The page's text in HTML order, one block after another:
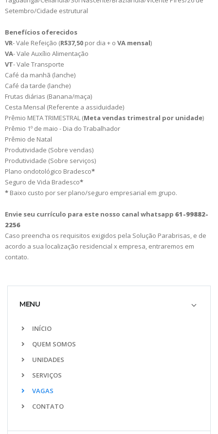
MENU
INÍCIO
QUEM SOMOS
UNIDADES
SERVIÇOS
VAGAS
CONTATO
Setembro/Cidade estrutural
Benefícios oferecidos
VR- Vale Refeição (R$37,50 por dia + o VA mensal)
VA- Vale Auxílio Alimentação
VT- Vale Transporte
Café da manhã (lanche)
Café da tarde (lanche)
Frutas diárias (Banana/maça)
Cesta Mensal (Referente a assiduidade)
Prêmio META TRIMESTRAL (Meta vendas trimestral por unidade)
Prêmio 1º de maio - Dia do Trabalhador
Prêmio de Natal
Produtividade (Sobre vendas)
Produtividade (Sobre serviços)
Plano ondotológico Bradesco*
Seguro de Vida Bradesco*
* Baixo custo por ser plano/seguro empresarial em grupo.
Envie seu currículo para este nosso canal whatsapp 61-99882-
2256
Caso preencha os requisitos exigidos pela Solução Parabrisas, e de
acordo a sua localização residencial x empresa, entraremos em
contato.